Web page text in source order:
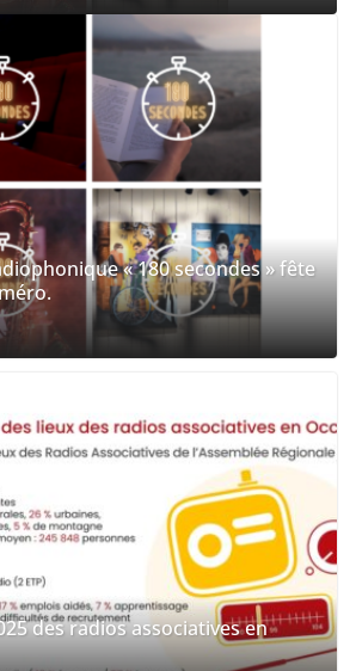
« 180 secondes » fête
des radios associatives en